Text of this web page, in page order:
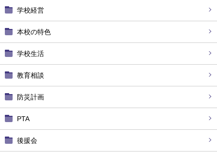
学校経営
本校の特色
学校生活
教育相談
防災計画
PTA
後援会